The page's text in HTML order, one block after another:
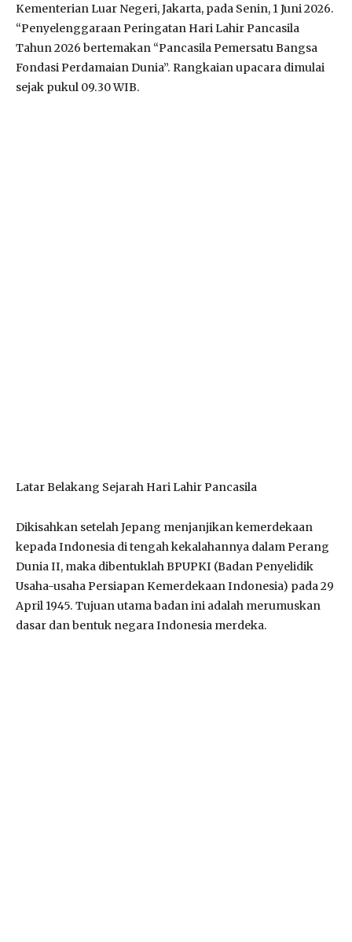
Kementerian Luar Negeri, Jakarta, pada Senin, 1 Juni 2026.
“Penyelenggaraan Peringatan Hari Lahir Pancasila
Tahun 2026 bertemakan “Pancasila Pemersatu Bangsa
Fondasi Perdamaian Dunia”. Rangkaian upacara dimulai
sejak pukul 09.30 WIB.
Latar Belakang Sejarah Hari Lahir Pancasila
Dikisahkan setelah Jepang menjanjikan kemerdekaan
kepada Indonesia di tengah kekalahannya dalam Perang
Dunia II, maka dibentuklah BPUPKI (Badan Penyelidik
Usaha-usaha Persiapan Kemerdekaan Indonesia) pada 29
April 1945. Tujuan utama badan ini adalah merumuskan
dasar dan bentuk negara Indonesia merdeka.